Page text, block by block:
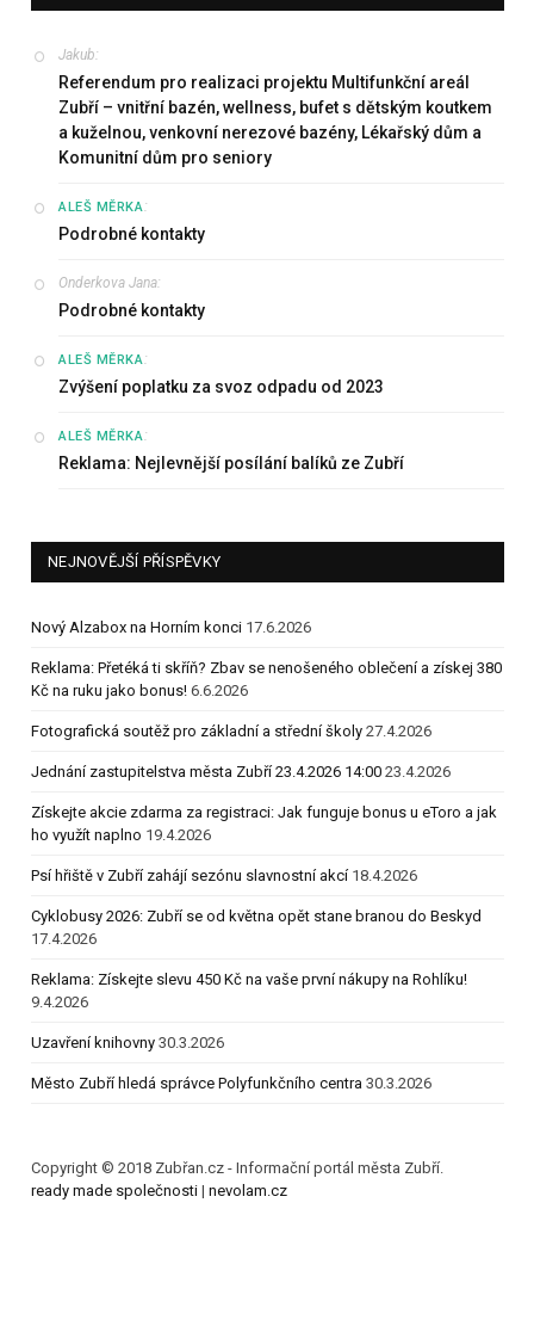
Jakub:
Referendum pro realizaci projektu Multifunkční areál
Zubří – vnitřní bazén, wellness, bufet s dětským koutkem
a kuželnou, venkovní nerezové bazény, Lékařský dům a
Komunitní dům pro seniory
ALEŠ MĚRKA:
Podrobné kontakty
Onderkova Jana:
Podrobné kontakty
ALEŠ MĚRKA:
Zvýšení poplatku za svoz odpadu od 2023
ALEŠ MĚRKA:
Reklama: Nejlevnější posílání balíků ze Zubří
NEJNOVĚJŠÍ PŘÍSPĚVKY
Nový Alzabox na Horním konci 17.6.2026
Reklama: Přetéká ti skříň? Zbav se nenošeného oblečení a získej 380
Kč na ruku jako bonus! 6.6.2026
Fotografická soutěž pro základní a střední školy 27.4.2026
Jednání zastupitelstva města Zubří 23.4.2026 14:00 23.4.2026
Získejte akcie zdarma za registraci: Jak funguje bonus u eToro a jak
ho využít naplno 19.4.2026
Psí hřiště v Zubří zahájí sezónu slavnostní akcí 18.4.2026
Cyklobusy 2026: Zubří se od května opět stane branou do Beskyd
17.4.2026
Reklama: Získejte slevu 450 Kč na vaše první nákupy na Rohlíku!
9.4.2026
Uzavření knihovny 30.3.2026
Město Zubří hledá správce Polyfunkčního centra 30.3.2026
Copyright © 2018 Zubřan.cz - Informační portál města Zubří.
ready made společnosti | nevolam.cz